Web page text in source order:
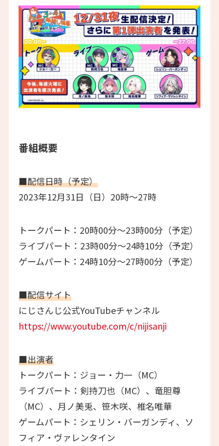
番組概要
■配信日時（予定）
2023年12月31日（日）20時～27時
トークパート：20時00分～23時00分（予定）
ライブパート：23時00分～24時10分（予定）
ゲームパート：24時10分～27時00分（予定）
■配信サイト
にじさんじ公式YouTubeチャンネル
https://www.youtube.com/c/nijisanji
■出演者
トークパート：ジョー・力一（MC）
ライブパート：剣持刀也（MC）、竜胆尊
（MC）、月ノ美兎、笹木咲、椎名唯華
ゲームパート：シェリン・バーガンディ、ソ
フィア・ヴァレンタイン